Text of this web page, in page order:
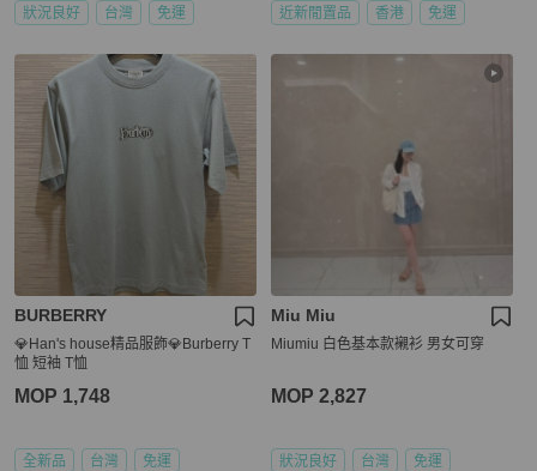
狀況良好 台灣 免運 近新閒置品 香港 免運
BURBERRY
💎Han's house精品服飾💎Burberry T
恤 短袖 T恤
MOP 1,748
全新品 台灣 免運
Miu Miu
Miumiu 白色基本款襯衫 男女可穿
MOP 2,827
狀況良好 台灣 免運